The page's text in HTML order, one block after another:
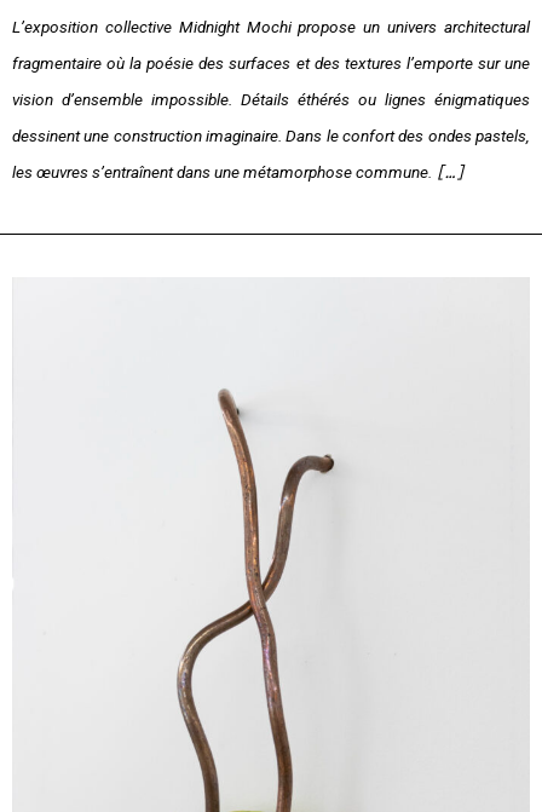
L’exposition collectiveMidnight Mochipropose un univers architectural
fragmentaire où la poésie des surfaces et des textures l’emporte sur une
vision d’ensemble impossible. Détails éthérés ou lignes énigmatiques
dessinent une construction imaginaire. Dans le confort des ondes pastels,
les œuvres s’entraînent dans une métamorphose commune. […]